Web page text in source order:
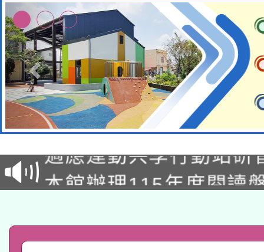
本校115學年度第2次
招甄選結果公告(無人
招)
本館辦理115年度閱讀
礎課程